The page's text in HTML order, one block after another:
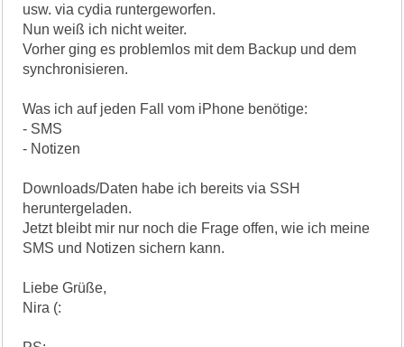
usw. via cydia runtergeworfen.
Nun weiß ich nicht weiter.
Vorher ging es problemlos mit dem Backup und dem
synchronisieren.
Was ich auf jeden Fall vom iPhone benötige:
- SMS
- Notizen
Downloads/Daten habe ich bereits via SSH
heruntergeladen.
Jetzt bleibt mir nur noch die Frage offen, wie ich meine
SMS und Notizen sichern kann.
Liebe Grüße,
Nira (: